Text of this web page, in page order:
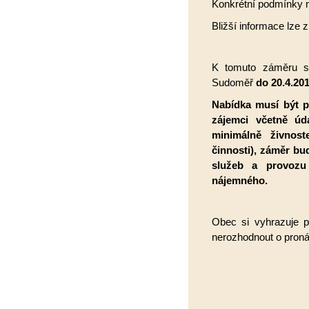
Konkrétní podmínky
Bližší informace lze
K tomuto záměru
Sudoměř do
Nabídka musí být
zájemci včetně
minimálně
činnosti), záměr
služeb a
nájemného.
Obec si vyhrazuje
nerozhodnout o